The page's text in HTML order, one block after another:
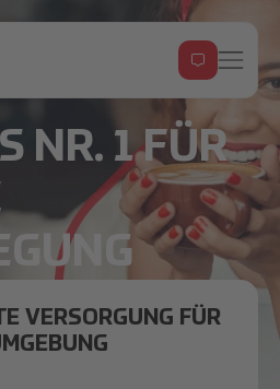
NR. 1 FÜR
VERSORGUNG FÜR